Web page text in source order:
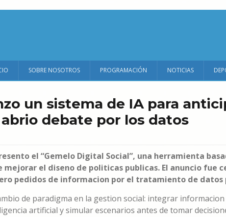
SOBRE NOSOTROS PROGRAMACIÓN NOTICIAS
un sistema de IA para
debate por los datos
el “Gemelo Digital Social”, una herramienta
el diseno de politicas publicas. El anuncio fue
pedidos de informacion por el tratamiento de datos
de paradigma en la gestion social: integrar
artificial y simular escenarios antes de tomar